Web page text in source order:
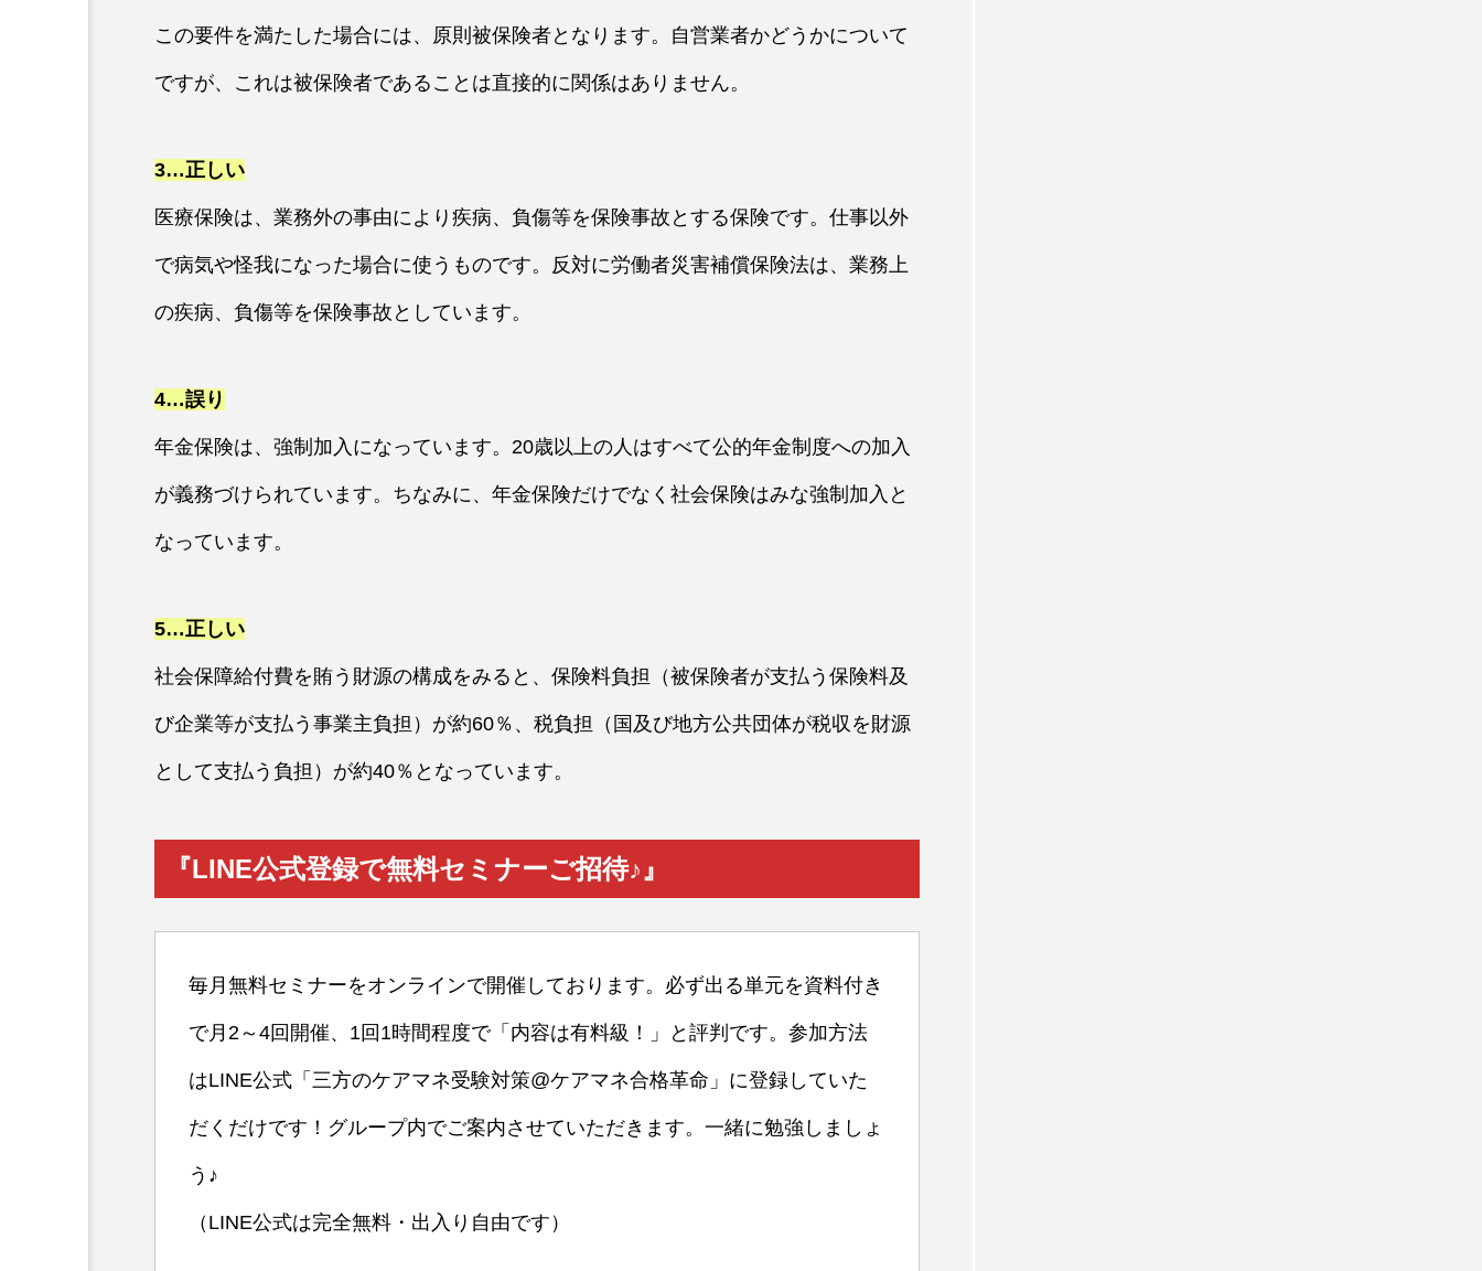
この要件を満たした場合には、原則被保険者となります。自営業者かどうかについて
ですが、これは被保険者であることは直接的に関係はありません。
3…正しい
医療保険は、業務外の事由により疾病、負傷等を保険事故とする保険です。仕事以外
で病気や怪我になった場合に使うものです。反対に労働者災害補償保険法は、業務上
の疾病、負傷等を保険事故としています。
4…誤り
年金保険は、強制加入になっています。20歳以上の人はすべて公的年金制度への加入
が義務づけられています。ちなみに、年金保険だけでなく社会保険はみな強制加入と
なっています。
5…正しい
社会保障給付費を賄う財源の構成をみると、保険料負担（被保険者が支払う保険料及
び企業等が支払う事業主負担）が約60％、税負担（国及び地方公共団体が税収を財源
として支払う負担）が約40％となっています。
『LINE公式登録で無料セミナーご招待♪』
毎月無料セミナーをオンラインで開催しております。必ず出る単元を資料付き
で月2～4回開催、1回1時間程度で「内容は有料級！」と評判です。参加方法
はLINE公式「三方のケアマネ受験対策@ケアマネ合格革命」に登録していた
だくだけです！グループ内でご案内させていただきます。一緒に勉強しましょ
う♪
（LINE公式は完全無料・出入り自由です）